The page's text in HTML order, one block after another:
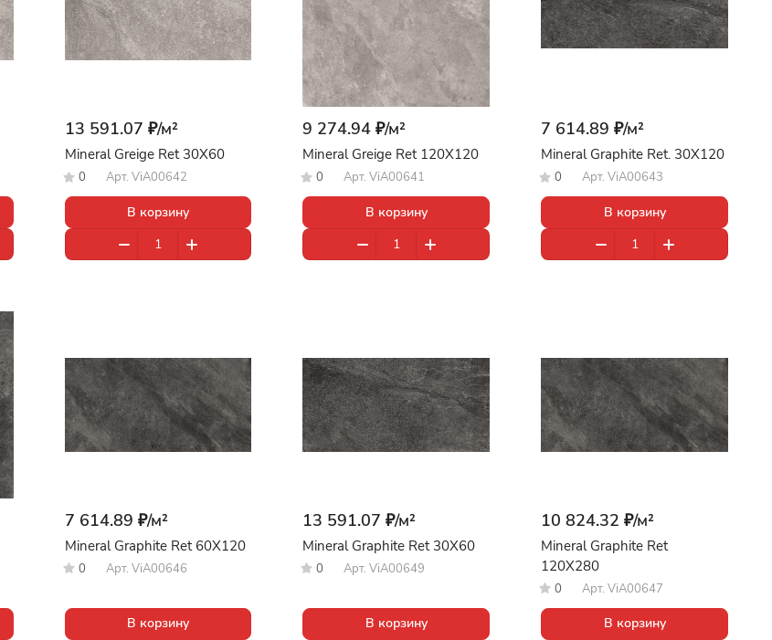
13 591.07 ₽/м²
Mineral Greige Ret 30X60
0 Арт. ViA00642
В корзину
9 274.94 ₽/м²
Mineral Greige Ret 120X120
0 Арт.ViA00641
В корзину
7 614.89 ₽/м²
Mineral Graphite Ret. 30X120
0 Арт.ViA00643
В корзину
7 614.89 ₽/м²
Mineral Graphite Ret 60X120
0 Арт. ViA00646
В корзину
13 591.07 ₽/м²
Mineral Graphite Ret 30X60
0 Арт.ViA00649
В корзину
10 824.32 ₽/м²
Mineral Graphite Ret
120X280
0 Арт.ViA00647
В корзину